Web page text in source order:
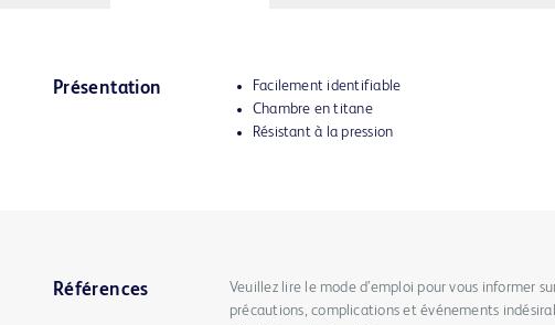
Présentation
Facilement identifiable
Chambre en titane
Résistant à la pression
Références
Veuillez lire le mode d’emploi pour vous informer
précautions, complications et événements